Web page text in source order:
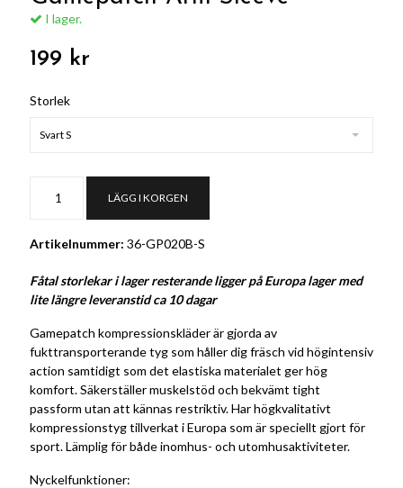
I lager.
199 kr
Storlek
Svart S
LÄGG I KORGEN
Artikelnummer: 36-GP020B-S
Fåtal storlekar i lager resterande ligger på Europa lager med
lite längre leveranstid ca 10 dagar
Gamepatch kompressionskläder är gjorda av
fukttransporterande tyg som håller dig fräsch vid högintensiv
action samtidigt som det elastiska materialet ger hög
komfort. Säkerställer muskelstöd och bekvämt tight
passform utan att kännas restriktiv. Har högkvalitativt
kompressionstyg tillverkat i Europa som är speciellt gjort för
sport. Lämplig för både inomhus- och utomhusaktiviteter.
Nyckelfunktioner: